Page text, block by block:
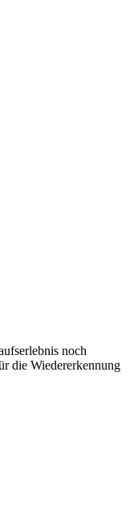
noch
die Wiedererkennung